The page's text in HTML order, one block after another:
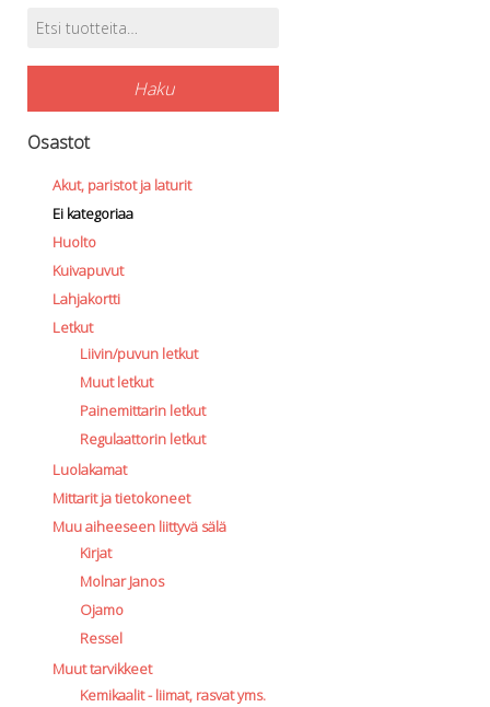
Tuotehaku
Etsi:
Haku
Osastot
Akut, paristot ja laturit
Ei kategoriaa
Huolto
Kuivapuvut
Lahjakortti
Letkut
Liivin/puvun letkut
Muut letkut
Painemittarin letkut
Regulaattorin letkut
Luolakamat
Mittarit ja tietokoneet
Muu aiheeseen liittyvä sälä
Kirjat
Molnar Janos
Ojamo
Ressel
Muut tarvikkeet
Kemikaalit - liimat, rasvat yms.